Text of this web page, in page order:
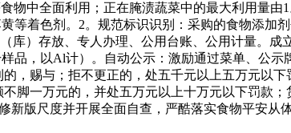
中全面利用；正在腌渍蔬菜中的最大利用量由
等着色剂。2。规范标识识别：采购的食物添加
）存放、专人办理、公用台账、公用计量。
品，以Al计）。自动公示：激励通过菜单、公
，赐与；拒不更正的，处五千元以上五万元以
脚一万元的，并处五万元以上十万元以下罚款
版尺度并开展全面自查，严酷落实食物平安从